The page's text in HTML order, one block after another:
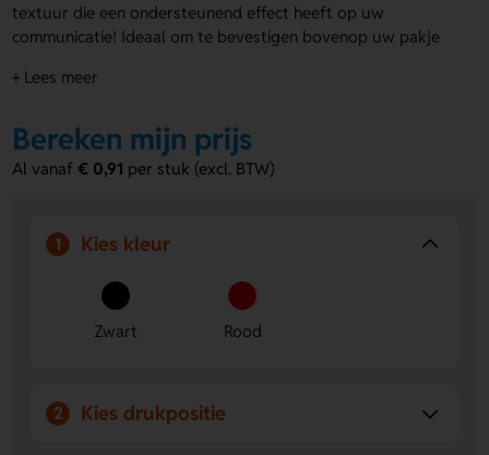
textuur die een ondersteunend effect heeft op uw
communicatie! Ideaal om te bevestigen bovenop uw pakje
geleverd met een witte BIC® J25 aansteker.
Hoe fantastisch zou het zijn wanneer jouw bedrukte
aansteker langer meegaat? Dat kan met behulp van de
aansteker | met hoes. Hier laat je namelijk een hoes
originele
BIC aansteker | met hoes
ontwerp nog meer tot leven laat komen. Binnenkort is het
ook mogelijk om in full color op de
te printen.
opnemen met Lavista voor een gratis drukproef.
+ Lees meer
Bereken mijn prijs
Al vanaf€ 0,91 per stuk (excl. BTW)
1 Kies kleur
Zwart Rood
2 Kies drukpositie